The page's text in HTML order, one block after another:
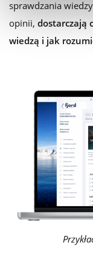
sprawdzania
opinii, dostarczają
wiedzą i jak